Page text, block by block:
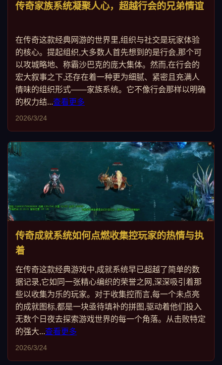
传奇家族系统凝聚人心，超越行会的兄弟情谊
在传奇这款经典网游的世界里,组织与社交是玩家体验
的核心。提起组织,大多数人首先想到的是行会,那个可
以攻城略地、称霸沙巴克的庞大集体。然而,在行会的
宏大叙事之下,还存在着一种更为细腻、紧密且充满人
情味的组织形式——家族系统。它不像行会那样以明确
的权力结...查看更多
2026/3/24
传奇成就系统如何点燃收集控玩家的热情与执
着
在传奇这款经典游戏中,成就系统早已超越了简单的数
据记录,它如同一张精心编织的荣誉之网,深深吸引着那
些以收集为乐的玩家。对于收集控而言,每一个未点亮
的成就图标,都是一块亟待填补的拼图,驱动着他们投入
无数个日夜去探索游戏世界的每一个角落。从击败特定
的强大...查看更多
2026/3/24